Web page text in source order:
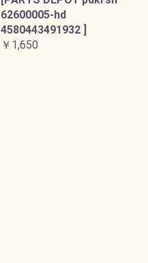
62600005-hd
4580443491932 ]
￥1,650